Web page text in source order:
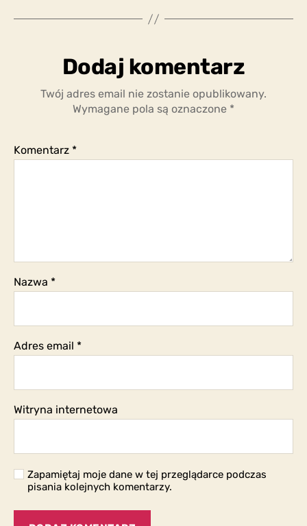
Dodaj komentarz
Twój adres email nie zostanie opublikowany.
Wymagane pola są oznaczone *
Komentarz *
Nazwa *
Adres email *
Witryna internetowa
Zapamiętaj moje dane w tej przeglądarce podczas
pisania kolejnych komentarzy.